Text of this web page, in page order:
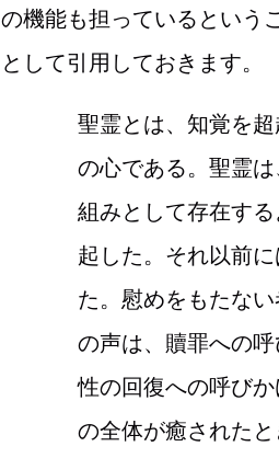
の機能も担っているという
として引用しておきます。
聖霊とは、知覚を
の心である。聖霊
組みとして存在す
起した。それ以前
た。慰めをもたな
の声は、贖罪への
性の回復への呼び
の全体が癒された